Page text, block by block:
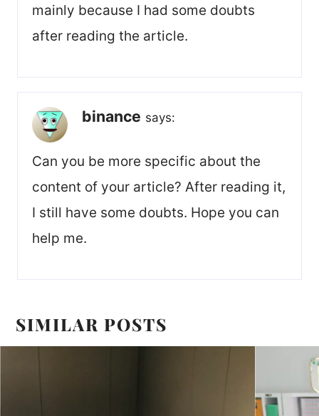
mainly because I had some doubts
after reading the article.
binance says:
Can you be more specific about the
content of your article? After reading it,
I still have some doubts. Hope you can
help me.
SIMILAR POSTS